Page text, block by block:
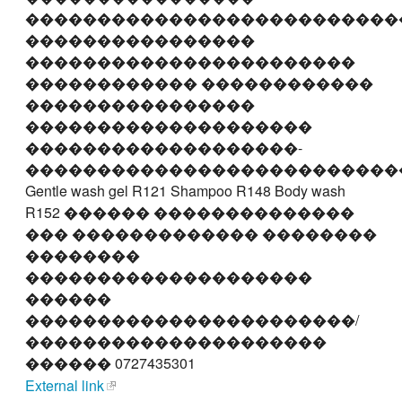
����������������
�����������������������
������������ ������������
����������������
��������������������
�������������������-
Gentle wash gel R121 Shampoo R148 Body wash
R152 ������ ��������������
��� ������������� ��������
��������
��������������������
������
�����������������������/
���������������������
������ 0727435301
External link